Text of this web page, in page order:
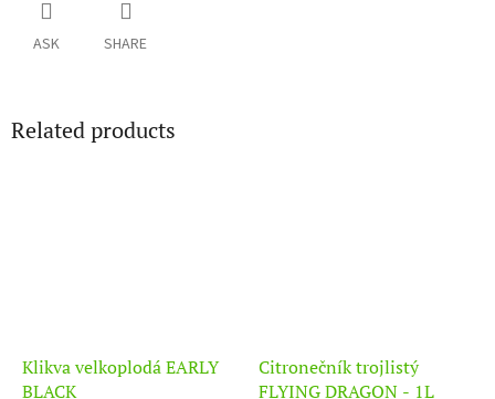
ASK SHARE
Related products
Klikva velkoplodá EARLY
BLACK
Citronečník trojlistý
FLYING DRAGON - 1L